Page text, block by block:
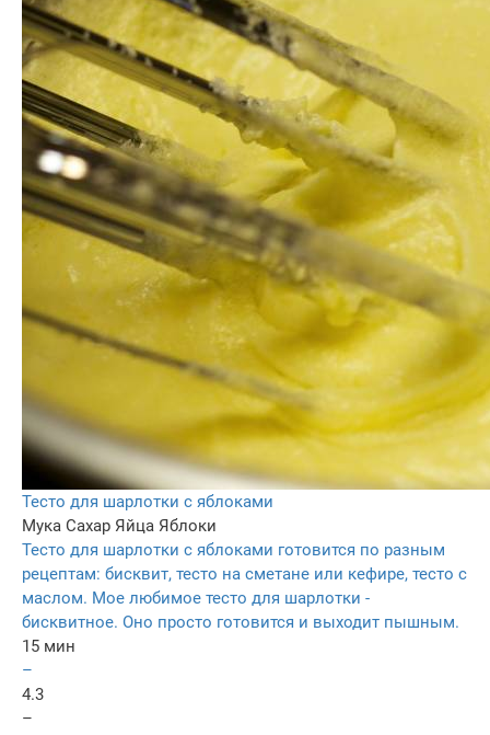
Тесто для шарлотки с яблоками
Мука Сахар Яйца Яблоки
Тесто для шарлотки с яблоками готовится по разным
рецептам: бисквит, тесто на сметане или кефире, тесто с
маслом. Мое любимое тесто для шарлотки -
бисквитное. Оно просто готовится и выходит пышным.
15 мин
–
4.3
–